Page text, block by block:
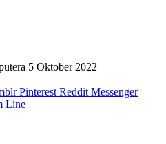
5 Oktober 2022
Pinterest Reddit Messenger
Line